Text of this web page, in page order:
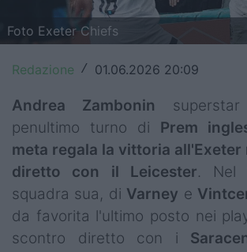
Challenge Cup
World Rugby
Super Rugby
Rugby in TV
Mercato
Serie A Elite
Foto Exeter Chiefs
Redazione / 01.06.2026 20:09
Andrea Zambonin
penultimo turno di Prem
meta regala la vittoria
diretto con il Leicester. Nel
squadra sua, di Varney e
da favorita l'ultimo posto nei
scontro diretto con i